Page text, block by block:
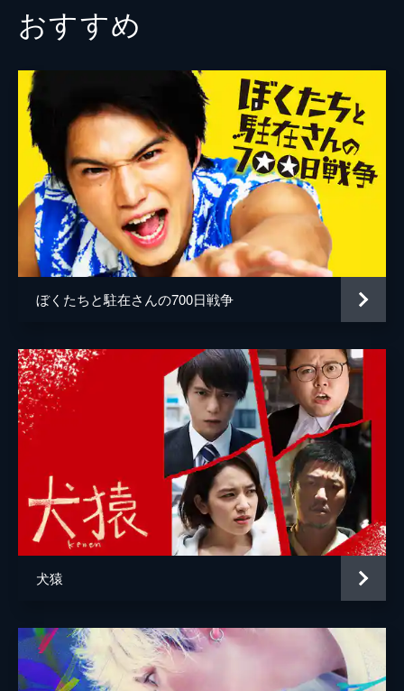
監督
脚本 桑村さや香
佐藤直紀
製作 吉崎圭一
市川南
おすすめ
ぼくたちと駐在さんの700日戦争
犬猿